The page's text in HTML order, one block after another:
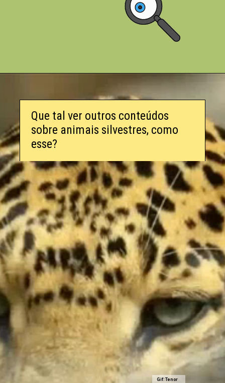
Que tal ver outros conteúdos
sobre animais silvestres, como
esse?
Gif: Tenor